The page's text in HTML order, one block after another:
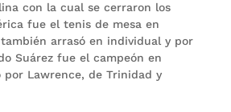
con la cual se cerraron los
fue el tenis de mesa en
arrasó en individual y por
Suárez fue el campeón en
por Lawrence, de Trinidad y